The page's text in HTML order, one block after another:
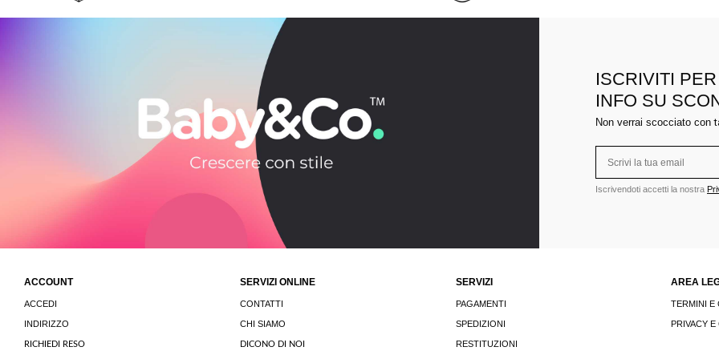
ISCRIVITI
INFO SU
Non verrai scocciato con
Iscrivendoti accetti la nostra
ACCOUNT
ACCEDI
INDIRIZZO
RICHIEDI RESO
SERVIZI ONLINE
CONTATTI
CHI SIAMO
DICONO DI NOI
SERVIZI
PAGAMENTI
SPEDIZIONI
RESTITUZIONI
AREA
TERMINI E
PRIVACY